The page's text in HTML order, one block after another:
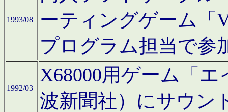
1993/08
ーティングゲーム「
プログラム担当で参
1992/03
X68000用ゲーム「
波新聞社）にサウン